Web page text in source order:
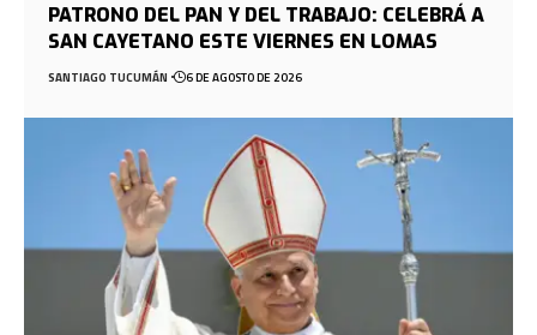
PATRONO DEL PAN Y DEL TRABAJO: CELEBRÁ A
SAN CAYETANO ESTE VIERNES EN LOMAS
SANTIAGO TUCUMÁN 6 DE AGOSTO DE 2026